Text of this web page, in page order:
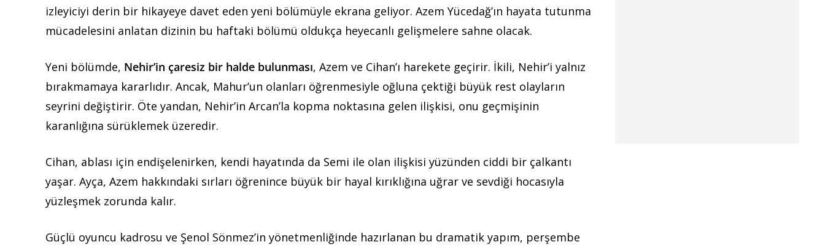
izleyiciyi derin bir hikayeye davet eden yeni bölümüyle ekrana geliyor. Azem Yücedağ’ın hayata tutunma
mücadelesini anlatan dizinin bu haftaki bölümü oldukça heyecanlı gelişmelere sahne olacak.
Yeni bölümde, Nehir’in çaresiz bir halde bulunması, Azem ve Cihan’ı harekete geçirir. İkili, Nehir’i yalnız
bırakmamaya kararlıdır. Ancak, Mahur’un olanları öğrenmesiyle oğluna çektiği büyük rest olayların
seyrini değiştirir. Öte yandan, Nehir’in Arcan’la kopma noktasına gelen ilişkisi, onu geçmişinin
karanlığına sürüklemek üzeredir.
Cihan, ablası için endişelenirken, kendi hayatında da Semi ile olan ilişkisi yüzünden ciddi bir çalkantı
yaşar. Ayça, Azem hakkındaki sırları öğrenince büyük bir hayal kırıklığına uğrar ve sevdiği hocasıyla
yüzleşmek zorunda kalır.
Güçlü oyuncu kadrosu ve Şenol Sönmez’in yönetmenliğinde hazırlanan bu dramatik yapım, perşembe